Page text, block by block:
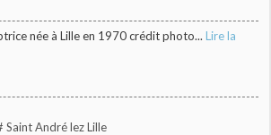
née à Lille en 1970 crédit photo... Lire la
Saint André lez Lille